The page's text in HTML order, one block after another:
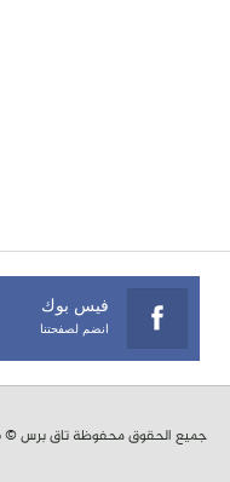
فيس بوك
انضم لصفحتنا
جميع الحقوق محفوظة تاق برس © 2026 . -